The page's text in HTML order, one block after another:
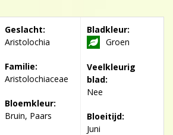
Geslacht:
Aristolochia
Familie:
Aristolochiaceae
Bloemkleur:
Bruin, Paars
Bladkleur:
Groen
Veelkleurig
blad:
Nee
Bloeitijd:
Juni